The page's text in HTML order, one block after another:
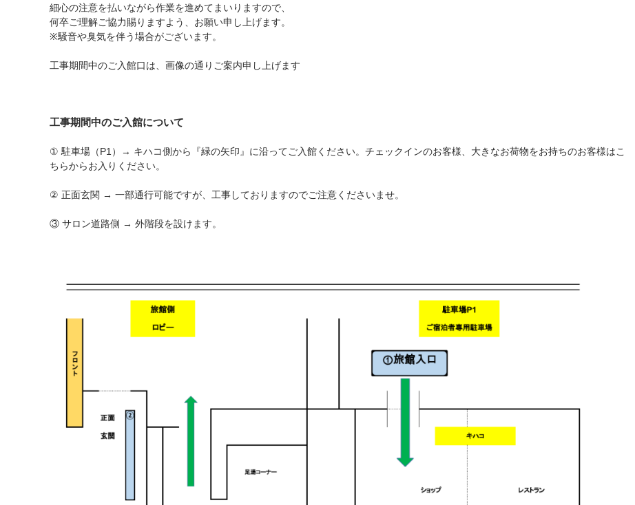
細心の注意を払いながら作業を進めてまいりますので、
何卒ご理解ご協力賜りますよう、お願い申し上げます。
※騒音や臭気を伴う場合がございます。
工事期間中のご入館口は、画像の通りご案内申し上げます
工事期間中のご入館について
① 駐車場（P1）→ キハコ側から『緑の矢印』に沿ってご入館ください。チェックインのお客様、大きなお荷物をお持ちのお客様はこ
ちらからお入りください。
② 正面玄関 → 一部通行可能ですが、工事しておりますのでご注意くださいませ。
③ サロン道路側 → 外階段を設けます。